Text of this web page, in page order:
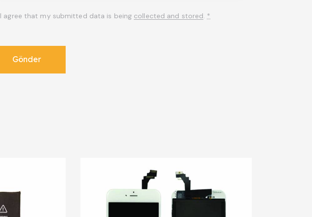
I agree that my submitted data is being collected and stored. *